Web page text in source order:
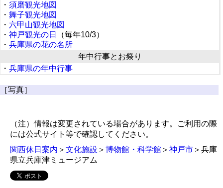
・ 須磨観光地図
・ 舞子観光地図
・ 六甲山観光地図
・ 神戸観光の日
（毎年10/3）
・ 兵庫県の花の名所
年中行事とお祭り
・ 兵庫県の年中行事
［写真］
（注）情報は変更されている場合があります。ご利用の際
には公式サイト等で確認してください。
関西休日案内 ＞ 文化施設 ＞ 博物館・科学館 ＞ 神戸市 ＞兵庫
県立兵庫津ミュージアム